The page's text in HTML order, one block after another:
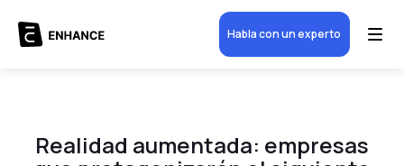
Habla con un experto
Realidad aumentada: empresas